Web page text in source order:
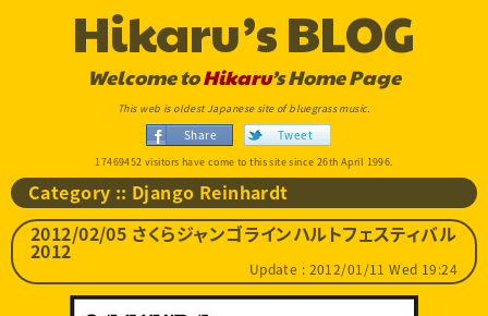
Hikaru’s BLOG
Welcome toHikaru’s Home Page
This web is oldest Japanese site of bluegrass music.
Share Tweet
17469452 visitors have come to this site since 26th April 1996.
Category :: Django Reinhardt
2012/02/05 さくらジャンゴラインハルトフェスティバル
2012
Update : 2012/01/11 Wed 19:24